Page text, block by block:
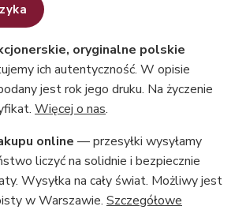
oryginalne polskie
ich autentyczność. W opisie
jest rok jego druku. Na życzenie
Więcej o nas.
online — przesyłki wysyłamy
liczyć na solidnie i bezpiecznie
Wysyłka na cały świat. Możliwy jest
w Warszawie. Szczegółowe